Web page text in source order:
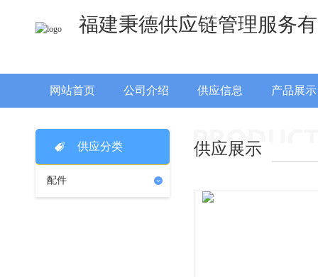
福建秉德供应链管理服务
网站首页 公司介绍 供应信息 产品展示
供应分类
配件
供应展示